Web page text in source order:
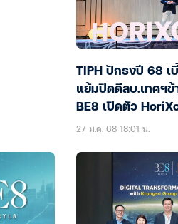
TIPH ปักธงปี 68 เ
แย้มปิดดีลบ.เทคฯข้
BE8 เปิดตัว
27 ม.ค. 68 18:01 น.